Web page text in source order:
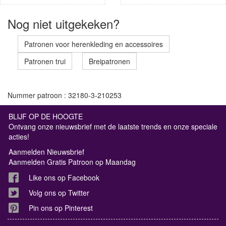
Nog niet uitgekeken?
Patronen voor herenkleding en accessoires
Patronen trui
Breipatronen
Nummer patroon : 32180-3-210253
BLIJF OP DE HOOGTE
Ontvang onze nieuwsbrief met de laatste trends en onze speciale
acties!
Aanmelden Nieuwsbrief
Aanmelden Gratis Patroon op Maandag
Like ons op Facebook
Volg ons op Twitter
Pin ons op Pinterest